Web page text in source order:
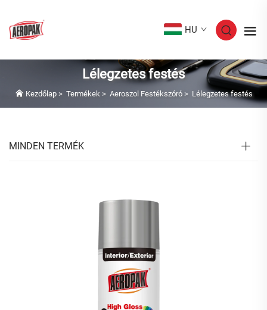
HU
Lélegzetes festés
Kezdőlap> Termékek> Aeroszol Festékszóró> Lélegzetes festés
MINDEN TERMÉK